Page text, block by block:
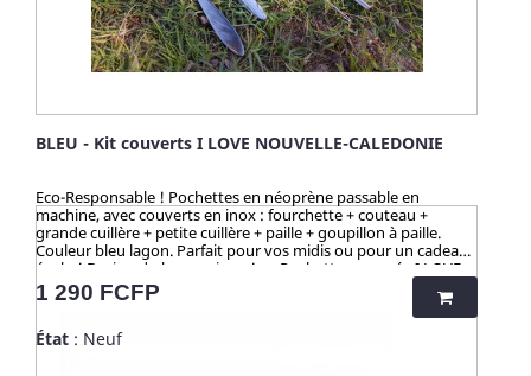
BLEU - Kit couverts I LOVE NOUVELLE-CALEDONIE
Eco-Responsable ! Pochettes en néoprène passable en
machine, avec couverts en inox : fourchette + couteau +
grande cuillère + petite cuillère + paille + goupillon à paille.
Couleur bleu lagon. Parfait pour vos midis ou pour un cadeau
écolo ! Design du logo unique ! >> Pochette marquée I LOVE
NOUVELLE-CALEDONIE Pochette lavable au lave-linge. ☀️-☀️-
☀️-☀️-☀️-☀️-☀️-☀️ Avec NATURE & CAILLOU, profitez d'une
gamme d'articles dédiés à l’univers de la cuisine et du pratique
en outdoor, pour une vie saine et éco-responsable ! Découvrez
Prix
1 290 FCFP
État : Neuf